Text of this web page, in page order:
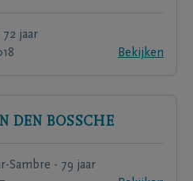
jaar
Bekijken
DEN BOSSCHE
Sambre - 79 jaar